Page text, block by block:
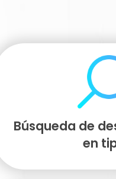
Búsqueda de
en